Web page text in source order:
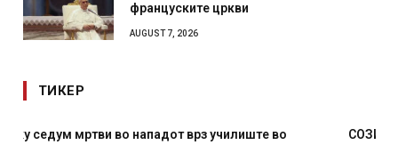
француските цркви
AUGUST 7, 2026
ТИКЕР
СОЗИС: Украинците повеќе им веруваат на генералите